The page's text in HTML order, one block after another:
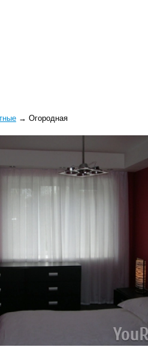
→ Огородная